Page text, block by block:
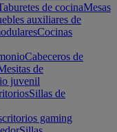
de cocinaMesas
auxiliares de
Cocinas
Cabeceros de
de
juvenil
Sillas de
gaming